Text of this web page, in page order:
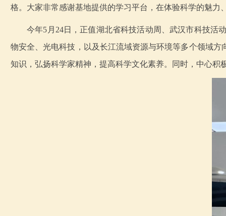
格。大家非常感谢基地提供的学习平台，在体验科学的魅
今年5月24日，正值湖北省科技活动周、武汉市科技活
物安全、光电科技，以及长江流域资源与环境等多个领域
知识，弘扬科学家精神，提高科学文化素养。同时，中心